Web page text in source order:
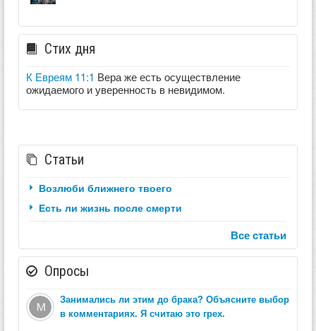
Стих дня
К Евреям 11:1 Вера же есть осуществление
ожидаемого и уверенность в невидимом.
Статьи
Возлюби ближнего твоего
Есть ли жизнь после смерти
Все статьи
Опросы
Занимались ли этим до брака? Объясните выбор
в комментариях. Я считаю это грех.